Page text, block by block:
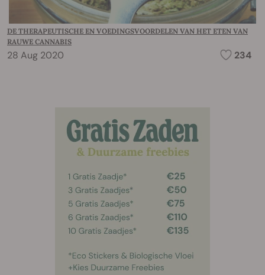
DE THERAPEUTISCHE EN VOEDINGSVOORDELEN VAN HET ETEN VAN
RAUWE CANNABIS
28 Aug 2020 234